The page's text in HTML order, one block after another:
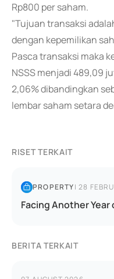
Rp800 per saham.
"Tujuan transaksi
dengan kepemilikan
Pasca transaksi maka
NSSS menjadi 489,09
2,06% dibandingkan
lembar saham setara
RISET TERKAIT
PROPERTY|28
Facing Another Year
BERITA TERKAIT